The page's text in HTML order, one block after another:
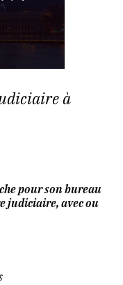
à
pour son bureau
judiciaire, avec ou